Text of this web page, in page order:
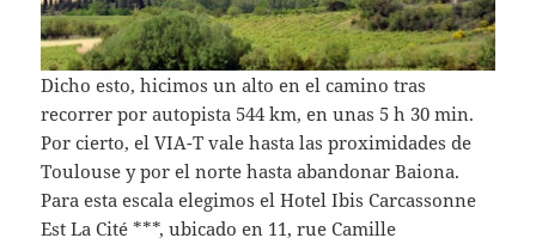
Dicho esto, hicimos un alto en el camino tras
recorrer por autopista 544 km, en unas 5 h 30 min.
Por cierto, el VIA-T vale hasta las proximidades de
Toulouse y por el norte hasta abandonar Baiona.
Para esta escala elegimos el Hotel Ibis Carcassonne
Est La Cité ***, ubicado en 11, rue Camille